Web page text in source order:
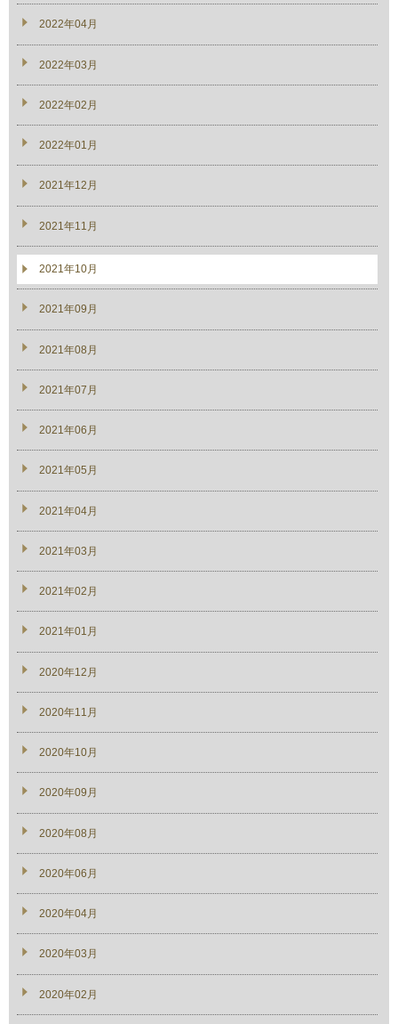
2022年04月
2022年03月
2022年02月
2022年01月
2021年12月
2021年11月
2021年10月
2021年09月
2021年08月
2021年07月
2021年06月
2021年05月
2021年04月
2021年03月
2021年02月
2021年01月
2020年12月
2020年11月
2020年10月
2020年09月
2020年08月
2020年06月
2020年04月
2020年03月
2020年02月